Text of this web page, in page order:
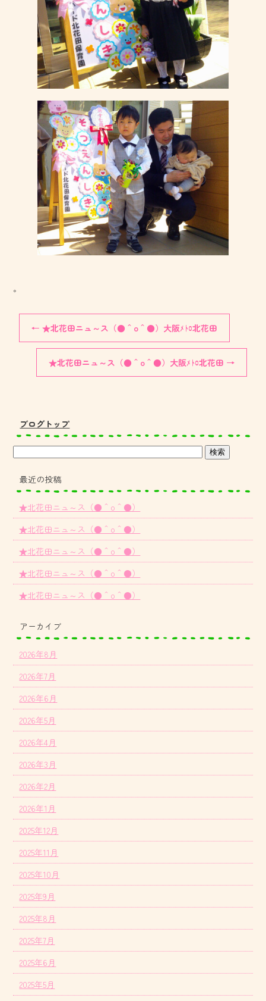
。
← ★北花田ニュ～ス（●＾o＾●）大阪ﾒﾄﾛ北花田
★北花田ニュ～ス（●＾o＾●）大阪ﾒﾄﾛ北花田 →
ブログトップ
最近の投稿
★北花田ニュ～ス（●＾o＾●）
★北花田ニュ～ス（●＾o＾●）
★北花田ニュ～ス（●＾o＾●）
★北花田ニュ～ス（●＾o＾●）
★北花田ニュ～ス（●＾o＾●）
アーカイブ
2026年8月
2026年7月
2026年6月
2026年5月
2026年4月
2026年3月
2026年2月
2026年1月
2025年12月
2025年11月
2025年10月
2025年9月
2025年8月
2025年7月
2025年6月
2025年5月